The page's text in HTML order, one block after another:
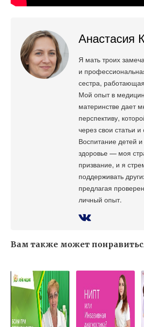
Анастасия
Я мать троих
и
сестра,
Мой опыт в
материнстве дает
перспективу,
через свои статьи и
Воспитание детей
здоровье — моя
призвание, и я
поддерживать
предлагая
личный опыт.
Вам также может